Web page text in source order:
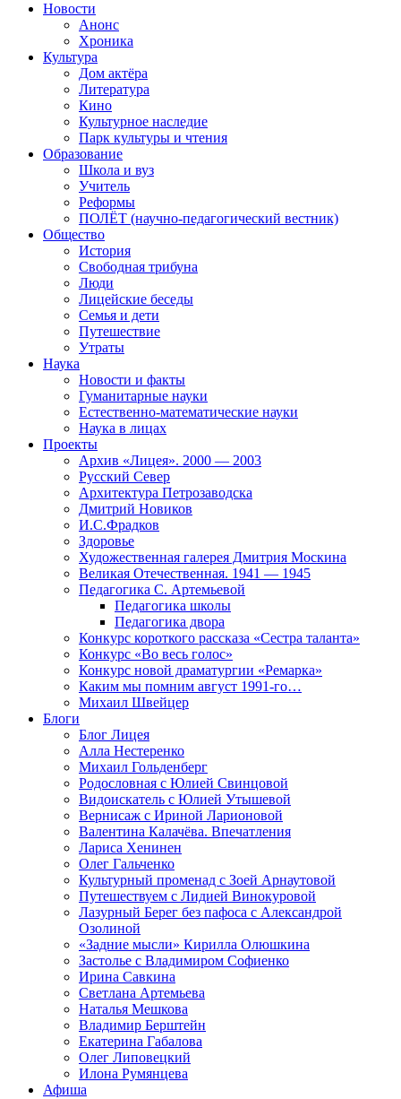
Новости
Анонс
Хроника
Культура
Дом актёра
Литература
Кино
Культурное наследие
Парк культуры и чтения
Образование
Школа и вуз
Учитель
Реформы
ПОЛЁТ (научно-педагогический вестник)
Общество
История
Свободная трибуна
Люди
Лицейские беседы
Семья и дети
Путешествие
Утраты
Наука
Новости и факты
Гуманитарные науки
Естественно-математические науки
Наука в лицах
Проекты
Архив «Лицея». 2000 — 2003
Русский Север
Архитектура Петрозаводска
Дмитрий Новиков
И.С.Фрадков
Здоровье
Художественная галерея Дмитрия Москина
Великая Отечественная. 1941 — 1945
Педагогика С. Артемьевой
Педагогика школы
Педагогика двора
Конкурс короткого рассказа «Сестра таланта»
Конкурс «Во весь голос»
Конкурс новой драматургии «Ремарка»
Каким мы помним август 1991-го…
Михаил Швейцер
Блоги
Блог Лицея
Алла Нестеренко
Михаил Гольденберг
Родословная с Юлией Свинцовой
Видоискатель с Юлией Утышевой
Вернисаж с Ириной Ларионовой
Валентина Калачёва. Впечатления
Лариса Хенинен
Олег Гальченко
Культурный променад с Зоей Арнаутовой
Путешествуем с Лидией Винокуровой
Лазурный Берег без пафоса с Александрой
Озолиной
«Задние мысли» Кирилла Олюшкина
Застолье с Владимиром Софиенко
Ирина Савкина
Светлана Артемьева
Наталья Мешкова
Владимир Берштейн
Екатерина Габалова
Олег Липовецкий
Илона Румянцева
Афиша